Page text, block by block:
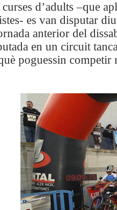
d’adults –que
es van disputar
anterior del
en un circuit
poguessin competir